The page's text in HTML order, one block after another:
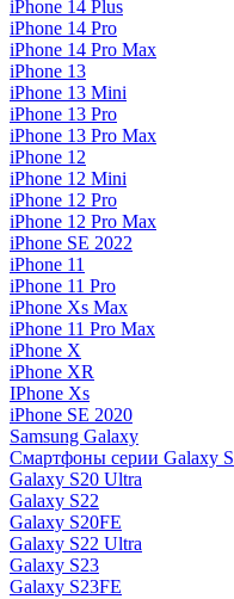
iPhone 14 Plus
iPhone 14 Pro
iPhone 14 Pro Max
iPhone 13
iPhone 13 Mini
iPhone 13 Pro
iPhone 13 Pro Max
iPhone 12
iPhone 12 Mini
iPhone 12 Pro
iPhone 12 Pro Max
iPhone SE 2022
iPhone 11
iPhone 11 Pro
iPhone Xs Max
iPhone 11 Pro Max
iPhone X
iPhone XR
IPhone Xs
iPhone SE 2020
Samsung Galaxy
Смартфоны серии Galaxy S
Galaxy S20 Ultra
Galaxy S22
Galaxy S20FE
Galaxy S22 Ultra
Galaxy S23
Galaxy S23FE